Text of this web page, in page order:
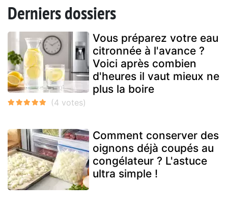
Derniers dossiers
Vous préparez votre eau
citronnée à l'avance ?
Voici après combien
d'heures il vaut mieux ne
plus la boire
Comment conserver des
oignons déjà coupés au
congélateur ? L'astuce
ultra simple !